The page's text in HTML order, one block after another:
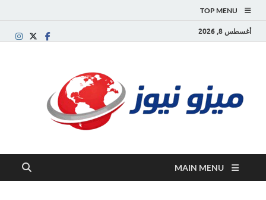
TOP MENU
أغسطس 8, 2026
MAIN MENU